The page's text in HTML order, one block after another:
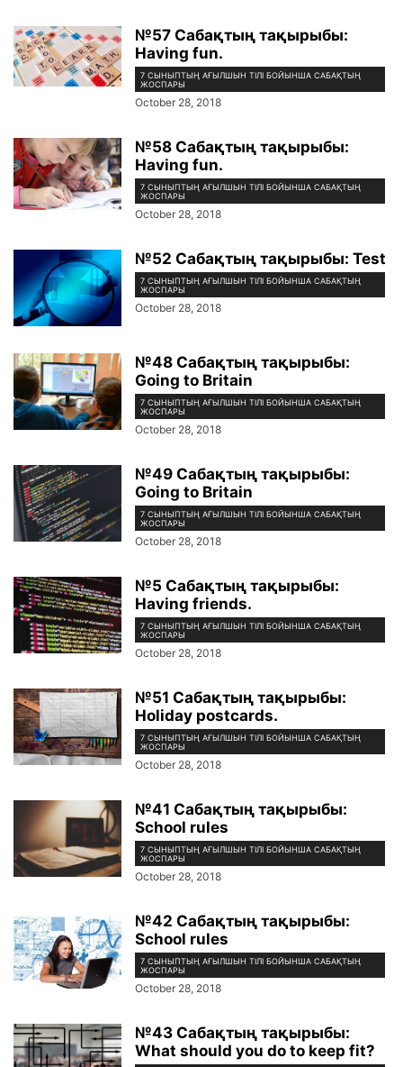
№57 Сабақтың тақырыбы:
Having fun.
7 СЫНЫПТЫҢ АҒЫЛШЫН ТІЛІ БОЙЫНША САБАҚТЫҢ
ЖОСПАРЫ
October 28, 2018
№58 Сабақтың тақырыбы:
Having fun.
7 СЫНЫПТЫҢ АҒЫЛШЫН ТІЛІ БОЙЫНША САБАҚТЫҢ
ЖОСПАРЫ
October 28, 2018
№52 Сабақтың тақырыбы: Test
7 СЫНЫПТЫҢ АҒЫЛШЫН ТІЛІ БОЙЫНША САБАҚТЫҢ
ЖОСПАРЫ
October 28, 2018
№48 Сабақтың тақырыбы:
Going to Britain
7 СЫНЫПТЫҢ АҒЫЛШЫН ТІЛІ БОЙЫНША САБАҚТЫҢ
ЖОСПАРЫ
October 28, 2018
№49 Сабақтың тақырыбы:
Going to Britain
7 СЫНЫПТЫҢ АҒЫЛШЫН ТІЛІ БОЙЫНША САБАҚТЫҢ
ЖОСПАРЫ
October 28, 2018
№5 Сабақтың тақырыбы:
Having friends.
7 СЫНЫПТЫҢ АҒЫЛШЫН ТІЛІ БОЙЫНША САБАҚТЫҢ
ЖОСПАРЫ
October 28, 2018
№51 Сабақтың тақырыбы:
Holiday postcards.
7 СЫНЫПТЫҢ АҒЫЛШЫН ТІЛІ БОЙЫНША САБАҚТЫҢ
ЖОСПАРЫ
October 28, 2018
№41 Сабақтың тақырыбы:
School rules
7 СЫНЫПТЫҢ АҒЫЛШЫН ТІЛІ БОЙЫНША САБАҚТЫҢ
ЖОСПАРЫ
October 28, 2018
№42 Сабақтың тақырыбы:
School rules
7 СЫНЫПТЫҢ АҒЫЛШЫН ТІЛІ БОЙЫНША САБАҚТЫҢ
ЖОСПАРЫ
October 28, 2018
№43 Сабақтың тақырыбы:
What should you do to keep fit?